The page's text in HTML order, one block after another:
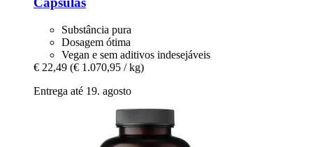
Substância pura
Dosagem ótima
Vegan e sem aditivos indesejáveis
€ 22,49 (€ 1.070,95 / kg)
Entrega até 19. agosto